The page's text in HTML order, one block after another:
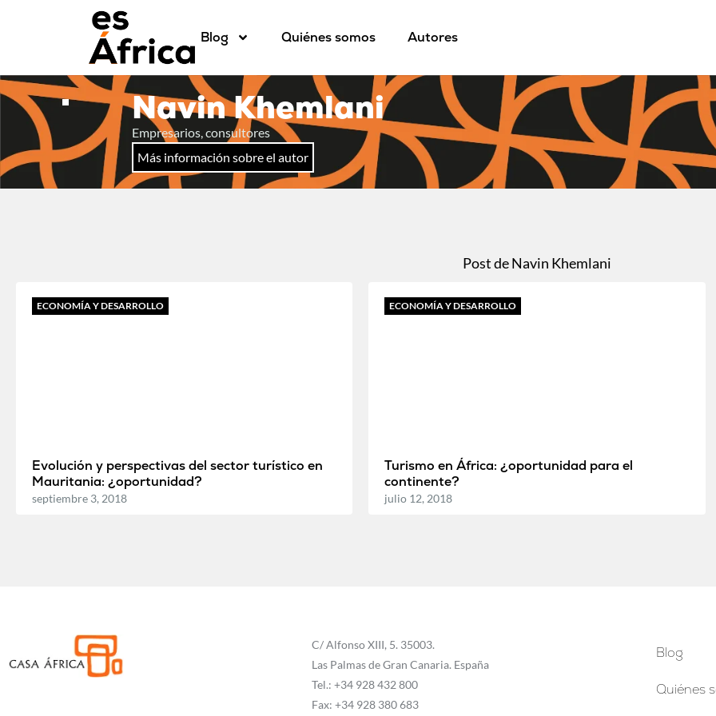
Blog Quiénes somos Autores
Navin Khemlani
Empresarios, consultores
Más información sobre el autor
Post de Navin Khemlani
ECONOMÍA Y DESARROLLO
Evolución y perspectivas del sector turístico en
Mauritania: ¿oportunidad?
septiembre 3, 2018
ECONOMÍA Y DESARROLLO
Turismo en África: ¿oportunidad para el
continente?
julio 12, 2018
C/ Alfonso XIII, 5. 35003.
Las Palmas de Gran Canaria. España
Tel.: +34 928 432 800
Fax: +34 928 380 683
Blog
Quiénes